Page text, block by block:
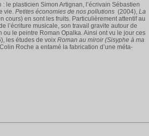
le plasticien Simon Artignan, l’écrivain Sébastien
vie. Petites économies de nos pollutions (2004), La
cours) en sont les fruits. Particulièrement attentif au
l’écriture musicale, son travail gravite autour de
le peintre Roman Opalka. Ainsi ont vu le jour ces
les études de voix Roman au miroir (Sisyphe à ma
Roche a entamé la fabrication d’une méta-